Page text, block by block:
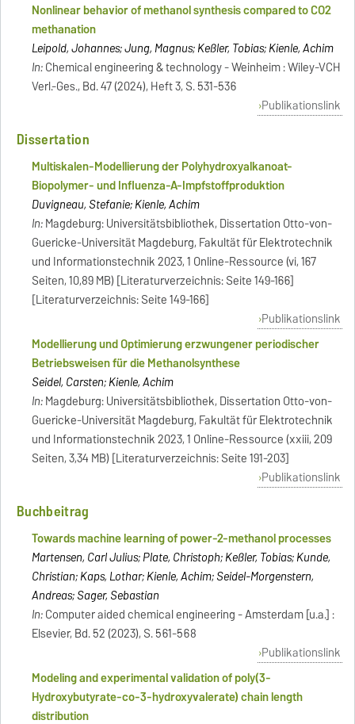
Nonlinear behavior of methanol synthesis compared to CO2
methanation
Leipold, Johannes; Jung, Magnus; Keßler, Tobias; Kienle, Achim
In:Chemical engineering & technology - Weinheim : Wiley-VCH
Verl.-Ges., Bd. 47 (2024), Heft 3, S. 531-536
Publikationslink
Dissertation
Multiskalen-Modellierung der Polyhydroxyalkanoat-
Biopolymer- und Influenza-A-Impfstoffproduktion
Duvigneau, Stefanie; Kienle, Achim
In:Magdeburg: Universitätsbibliothek, Dissertation Otto-von-
Guericke-Universität Magdeburg, Fakultät für Elektrotechnik
und Informationstechnik 2023, 1 Online-Ressource (vi, 167
Seiten, 10,89 MB) [Literaturverzeichnis: Seite 149-166]
[Literaturverzeichnis: Seite 149-166]
Publikationslink
Modellierung und Optimierung erzwungener periodischer
Betriebsweisen für die Methanolsynthese
Seidel, Carsten; Kienle, Achim
In:Magdeburg: Universitätsbibliothek, Dissertation Otto-von-
Guericke-Universität Magdeburg, Fakultät für Elektrotechnik
und Informationstechnik 2023, 1 Online-Ressource (xxiii, 209
Seiten, 3,34 MB) [Literaturverzeichnis: Seite 191-203]
Publikationslink
Buchbeitrag
Towards machine learning of power-2-methanol processes
Martensen, Carl Julius; Plate, Christoph; Keßler, Tobias; Kunde,
Christian; Kaps, Lothar; Kienle, Achim; Seidel-Morgenstern,
Andreas; Sager, Sebastian
In:Computer aided chemical engineering - Amsterdam [u.a.] :
Elsevier, Bd. 52 (2023), S. 561-568
Publikationslink
Modeling and experimental validation of poly(3-
Hydroxybutyrate-co-3-hydroxyvalerate) chain length
distribution